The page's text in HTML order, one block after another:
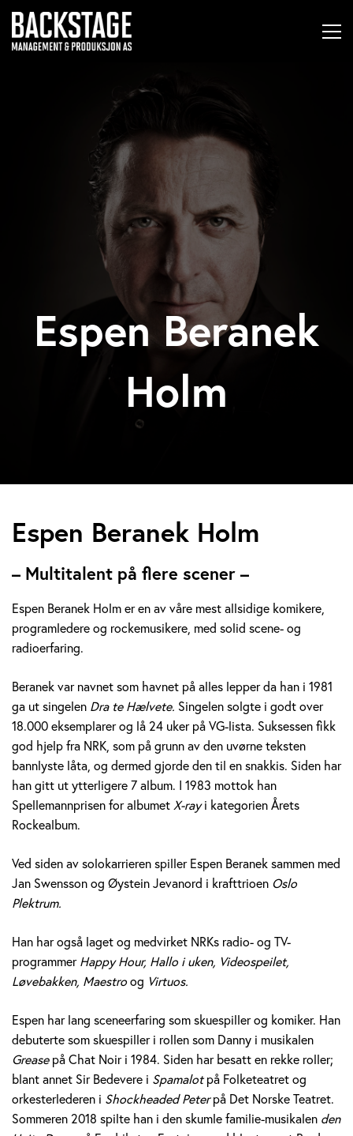
Espen Beranek
Holm
E
p
e
n
B
e
r
a
n
e
k
H
o
l
m
Espen Beranek Holm
– Multitalent på flere scener –
Espen Beranek Holm er en av våre mest allsidige komikere,
programledere og rockemusikere, med solid scene- og
radioerfaring.
Beranek var navnet som havnet på alles lepper da han i 1981
ga ut singelen Dra te Hælvete. Singelen solgte i godt over
18.000 eksemplarer og lå 24 uker på VG-lista. Suksessen fikk
god hjelp fra NRK, som på grunn av den uvørne teksten
bannlyste låta, og dermed gjorde den til en snakkis. Siden har
han gitt ut ytterligere 7 album. I 1983 mottok han
Spellemannprisen for albumetX-rayi kategorien Årets
Rockealbum.
Ved siden av solokarrieren spiller Espen Beranek sammen med
Jan Swensson og Øystein Jevanord i krafttrioen Oslo
Plektrum.
Han har også laget og medvirket NRKs radio- og TV-
programmerHappy Hour, Hallo i uken, Videospeilet,
Løvebakken, Maestroog Virtuos.
Espen har lang sceneerfaring som skuespiller og komiker. Han
debuterte som skuespiller i rollen som Danny i musikalen
Greasepå Chat Noir i 1984. Siden har besatt en rekke roller;
blant annet Sir Bedevere i Spamalotpå Folketeatret og
orkesterlederen i Shockheaded Peterpå Det Norske Teatret.
Sommeren 2018 spilte han i den skumle familie-musikalen den